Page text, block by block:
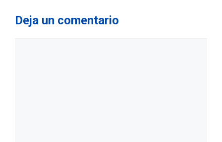
Deja un comentario